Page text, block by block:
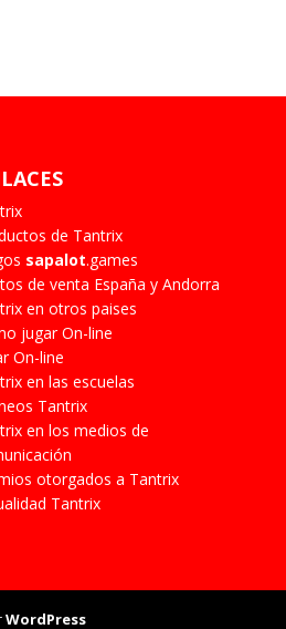
de Tantrix
sapalot.games
de venta España y Andorra
en otros paises
jugar On-line
On-line
en las escuelas
Tantrix
en los medios de
otorgados a Tantrix
Tantrix
WordPress